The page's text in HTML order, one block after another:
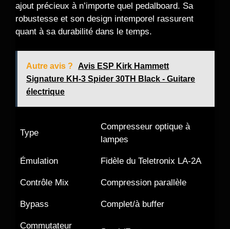
ajout précieux à n’importe quel pedalboard. Sa
robustesse et son design intemporel rassurent
quant à sa durabilité dans le temps.
Autre avis ?
Avis ESP Kirk Hammett
Signature KH-3 Spider 30TH Black - Guitare
électrique
Type
Compresseur optique à
lampes
Émulation Fidèle du Teletronix LA-2A
Contrôle Mix Compression parallèle
Bypass Complet/à buffer
Commutateur